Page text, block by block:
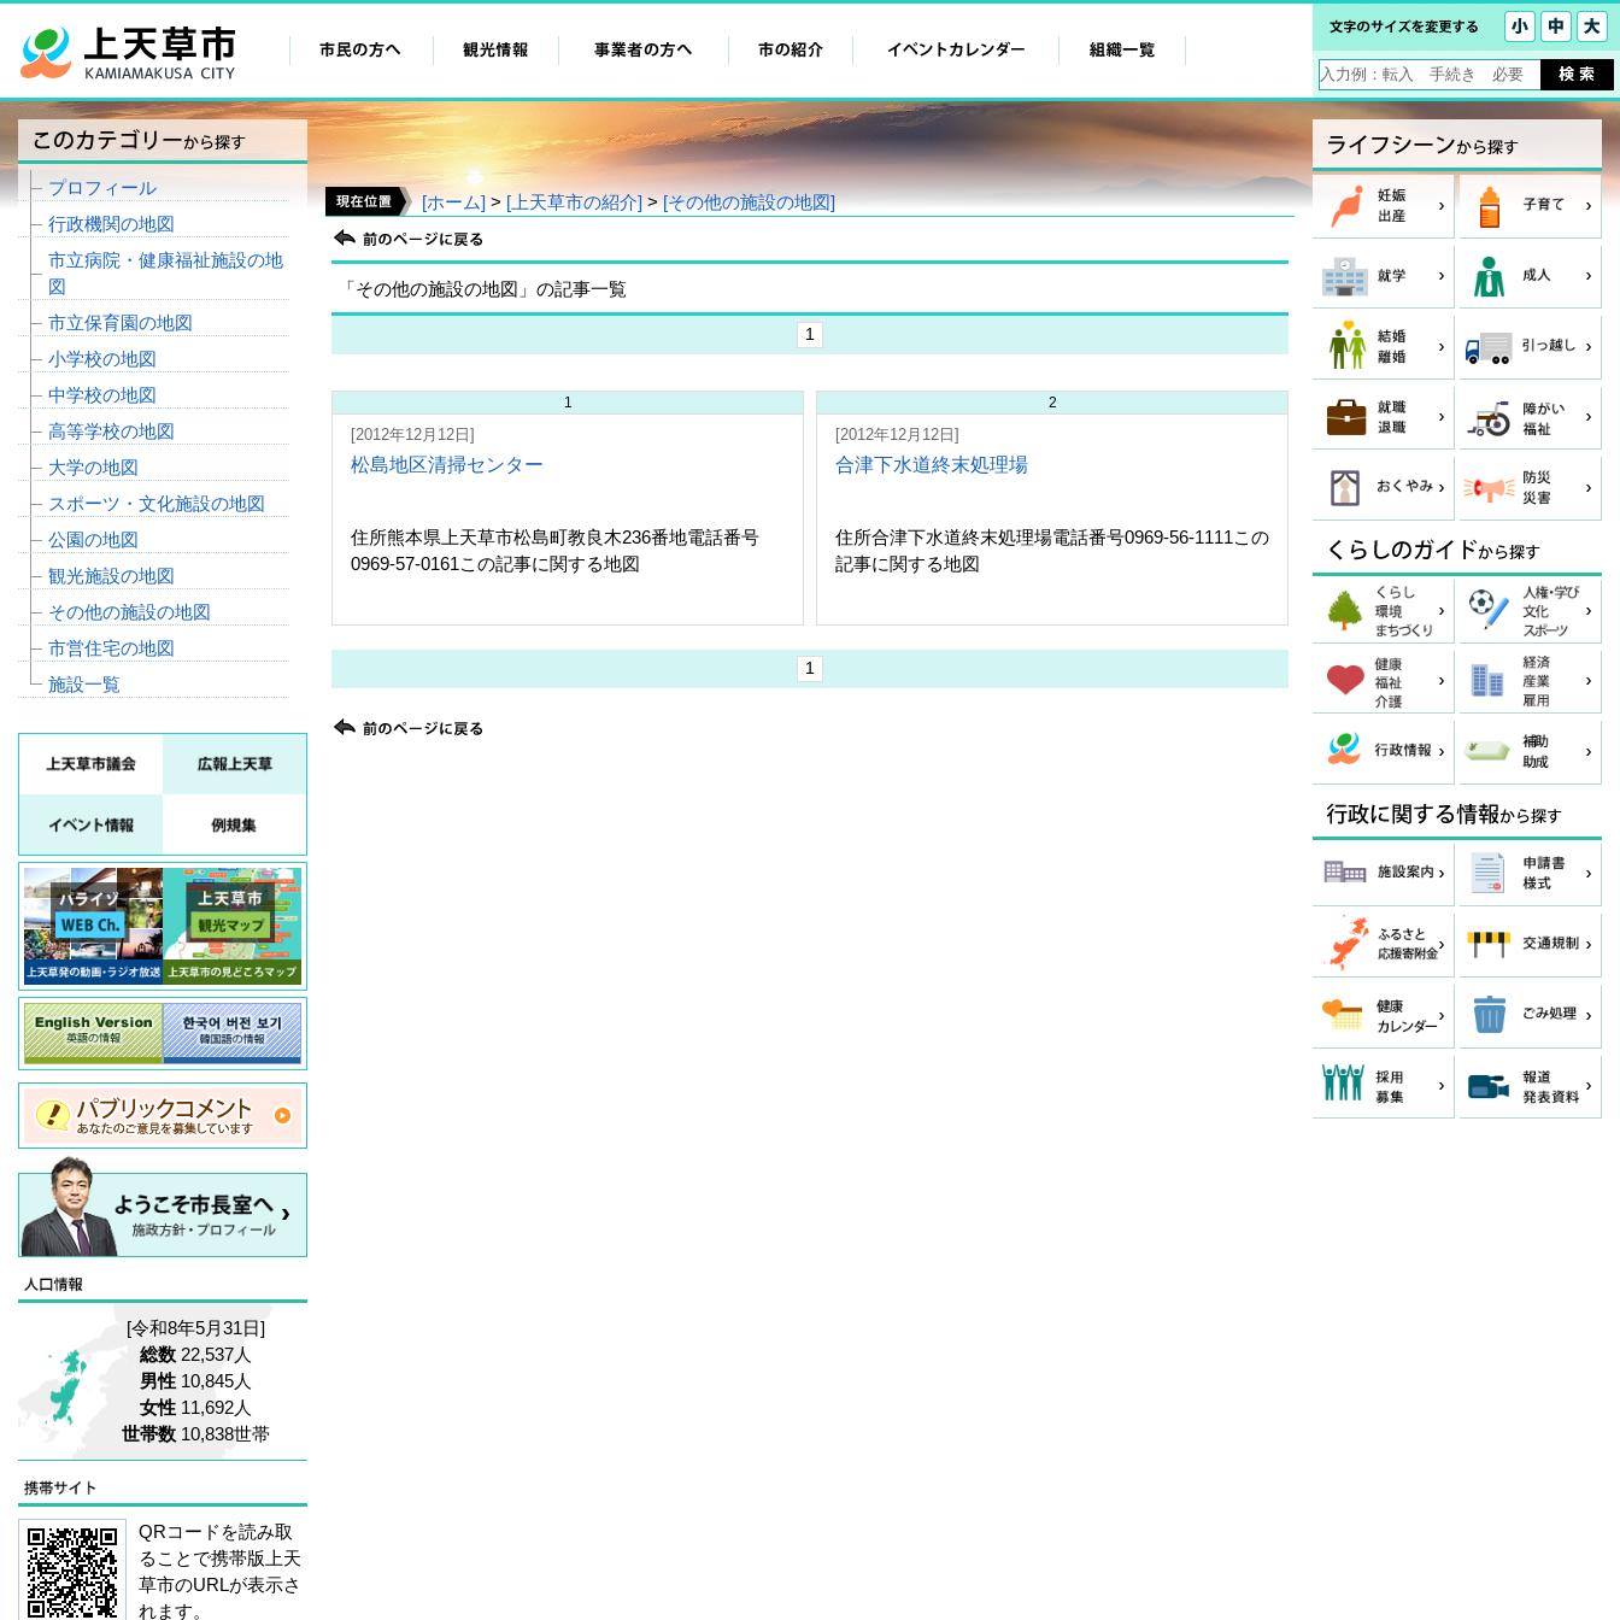
[ホーム]>[上天草市の紹介]>[その他の施設の地図]
「その他の施設の地図」の記事一覧
1
1
[2012年12月12日]
松島地区清掃センター
住所熊本県上天草市松島町教良木236番地電話番号
0969-57-0161この記事に関する地図
2
[2012年12月12日]
合津下水道終末処理場
住所合津下水道終末処理場電話番号0969-56-1111この
記事に関する地図
1
プロフィール
行政機関の地図
市立病院・健康福祉施設の地
図
市立保育園の地図
小学校の地図
中学校の地図
高等学校の地図
大学の地図
スポーツ・文化施設の地図
公園の地図
観光施設の地図
その他の施設の地図
市営住宅の地図
施設一覧
[令和8年5月31日]
総数 22,537人
男性 10,845人
女性 11,692人
世帯数 10,838世帯
QRコードを読み取
ることで携帯版上天
草市のURLが表示さ
れます。